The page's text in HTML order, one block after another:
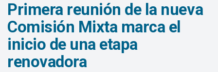
Primera reunión de la nueva
Comisión Mixta marca el
inicio de una etapa
renovadora